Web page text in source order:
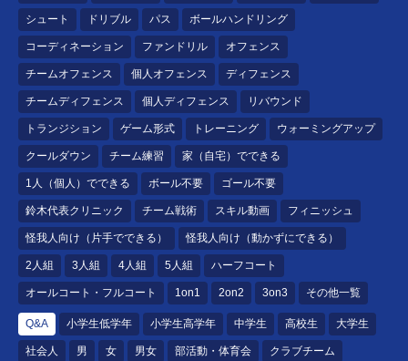
シュート ドリブル パス ボールハンドリング
コーディネーション ファンドリル オフェンス
チームオフェンス 個人オフェンス ディフェンス
チームディフェンス 個人ディフェンス リバウンド
トランジション ゲーム形式 トレーニング ウォーミングアップ
クールダウン チーム練習 家（自宅）でできる
1人（個人）でできる ボール不要 ゴール不要
鈴木代表クリニック チーム戦術 スキル動画 フィニッシュ
怪我人向け（片手でできる） 怪我人向け（動かずにできる）
2人組 3人組 4人組 5人組 ハーフコート
オールコート・フルコート 1on1 2on2 3on3 その他一覧
Q&A 小学生低学年 小学生高学年 中学生 高校生 大学生
社会人 男 女 男女 部活動・体育会 クラブチーム